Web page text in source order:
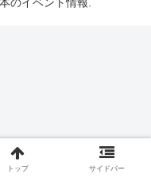
トップ サイドバー